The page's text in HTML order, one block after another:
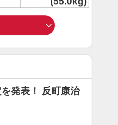
発表！ 反町康治